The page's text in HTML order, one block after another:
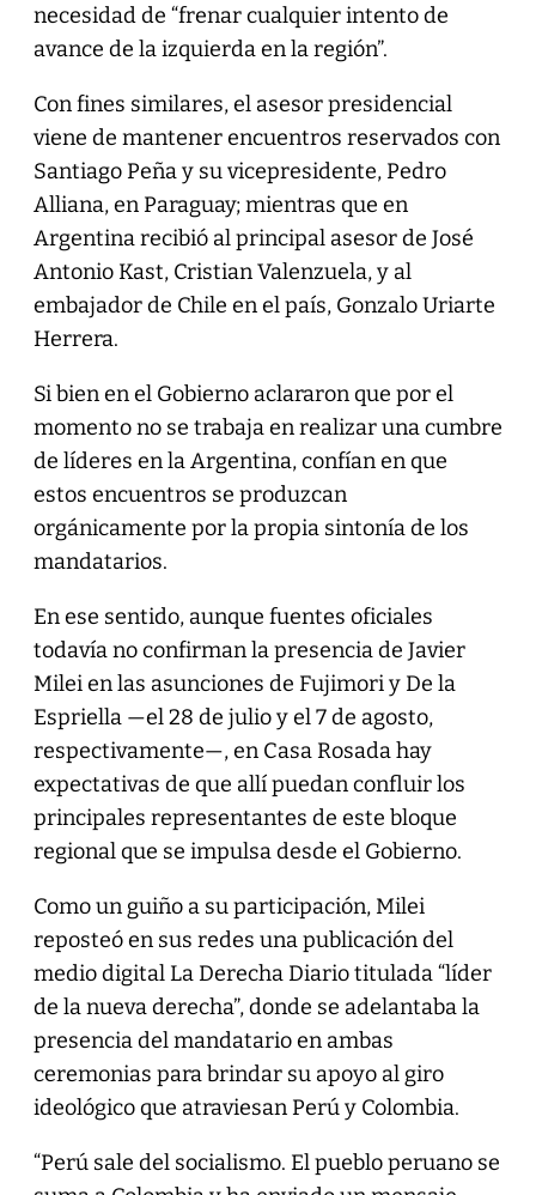
necesidad de “frenar cualquier intento de
avance de la izquierda en la región”.
Con fines similares, el asesor presidencial
viene de mantener encuentros reservados con
Santiago Peña y su vicepresidente, Pedro
Alliana, en Paraguay; mientras que en
Argentina recibió al principal asesor de José
Antonio Kast, Cristian Valenzuela, y al
embajador de Chile en el país, Gonzalo Uriarte
Herrera.
Si bien en el Gobierno aclararon que por el
momento no se trabaja en realizar una cumbre
de líderes en la Argentina, confían en que
estos encuentros se produzcan
orgánicamente por la propia sintonía de los
mandatarios.
En ese sentido, aunque fuentes oficiales
todavía no confirman la presencia de Javier
Milei en las asunciones de Fujimori y De la
Espriella —el 28 de julio y el 7 de agosto,
respectivamente—, en Casa Rosada hay
expectativas de que allí puedan confluir los
principales representantes de este bloque
regional que se impulsa desde el Gobierno.
Como un guiño a su participación, Milei
reposteó en sus redes una publicación del
medio digital La Derecha Diario titulada “líder
de la nueva derecha”, donde se adelantaba la
presencia del mandatario en ambas
ceremonias para brindar su apoyo al giro
ideológico que atraviesan Perú y Colombia.
“Perú sale del socialismo. El pueblo peruano se